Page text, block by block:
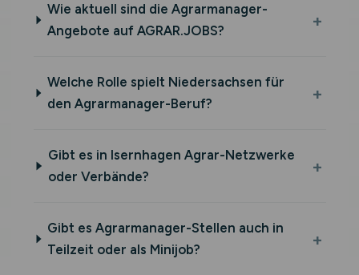
Wie aktuell sind die Agrarmanager-
Angebote auf AGRAR.JOBS?
Welche Rolle spielt Niedersachsen für
den Agrarmanager-Beruf?
Gibt es in Isernhagen Agrar-Netzwerke
oder Verbände?
Gibt es Agrarmanager-Stellen auch in
Teilzeit oder als Minijob?